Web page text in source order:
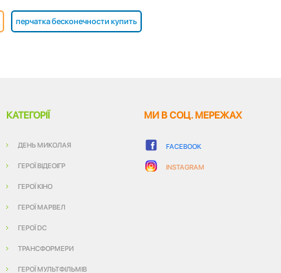
перчатка бесконечности купить
КАТЕГОРІЇ
ДЕНЬ МИКОЛАЯ
ГЕРОЇ ВІДЕОІГР
ГЕРОЇ КІНО
ГЕРОЇ МАРВЕЛ
ГЕРОЇ DC
ТРАНСФОРМЕРИ
ГЕРОЇ МУЛЬТФІЛЬМІВ
МИ В СОЦ. МЕРЕЖАХ
FACEBOOK
INSTAGRAM